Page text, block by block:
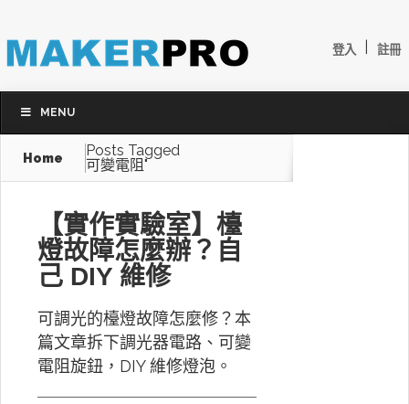
登入 註冊
MENU
Home
Posts Tagged
可變電阻"
【實作實驗室】檯
燈故障怎麼辦？自
己 DIY 維修
可調光的檯燈故障怎麼修？本
篇文章拆下調光器電路、可變
電阻旋鈕，DIY 維修燈泡。